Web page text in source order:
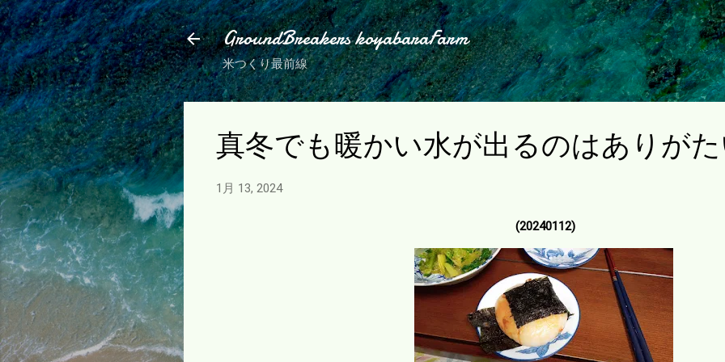
スキップしてメイン コンテンツに移動
GroundBreakers koyabaraFarm
米つくり最前線
真冬でも暖かい水が出るのはありが
1月 13, 2024
(20240112)